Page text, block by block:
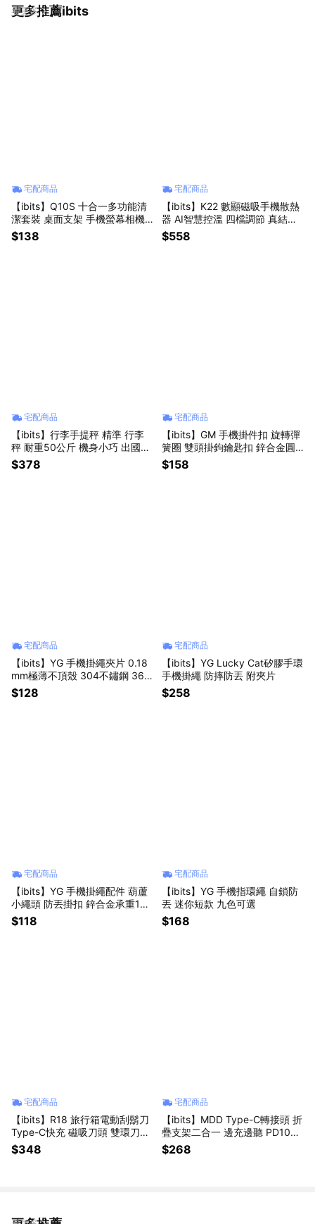
更多推薦ibits
看更多
宅配商品
【ibits】Q10S 十合一多功能清
潔套裝 桌面支架 手機螢幕相機
鏡頭皆適用
$138
宅配商品
【ibits】K22 數顯磁吸手機散熱
器 AI智慧控溫 四檔調節 真結冰
降溫 RGB燈效可關 Type-C接頭
$558
宅配商品
【ibits】行李手提秤 精準 行李
秤 耐重50公斤 機身小巧 出國必
備 行李秤重 耐用 便攜 手提秤 行
李 手持 電子秤 掛秤 包裹
$378
宅配商品
【ibits】GM 手機掛件扣 旋轉彈
簧圈 雙頭掛鉤鑰匙扣 鋅合金圓
環 20MINIG
$158
宅配商品
【ibits】YG 手機掛繩夾片 0.18
mm極薄不頂殼 304不鏽鋼 36
0°旋轉防纏繞
$128
宅配商品
【ibits】YG Lucky Cat矽膠手環
手機掛繩 防摔防丟 附夾片
$258
宅配商品
【ibits】YG 手機掛繩配件 葫蘆
小繩頭 防丟掛扣 鋅合金承重10K
G
$118
宅配商品
【ibits】YG 手機指環繩 自鎖防
丟 迷你短款 九色可選
$168
宅配商品
【ibits】R18 旅行箱電動刮鬍刀
Type-C快充 磁吸刀頭 雙環刀網
輕巧防水好攜帶
$348
宅配商品
【ibits】MDD Type-C轉接頭 折
疊支架二合一 邊充邊聽 PD100
W 10Gbps PH-05
$268